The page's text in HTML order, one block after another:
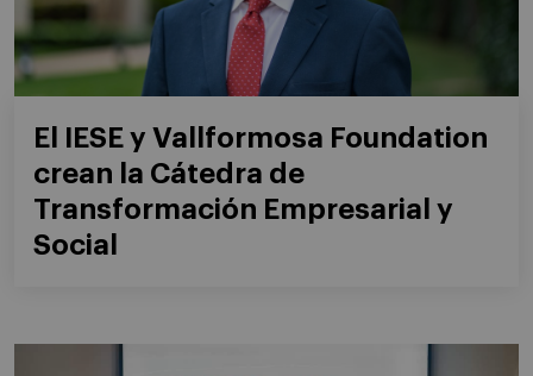
El IESE y Vallformosa Foundation
crean la Cátedra de
Transformación Empresarial y
Social